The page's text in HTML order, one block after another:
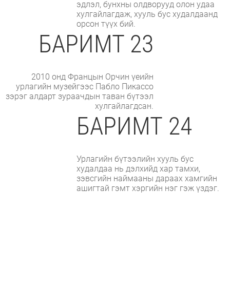
эдлэл, бунхны олдворууд олон удаа
хулгайлагдаж, хууль бус худалдаанд
орсон түүх бий.
БАРИМТ 23
2010 онд Францын Орчин үеийн
урлагийн музейгээс Пабло Пикассо
зэрэг алдарт зураачдын таван бүтээл
хулгайлагдсан.
БАРИМТ 24
Урлагийн бүтээлийн хууль бус
худалдаа нь дэлхийд хар тамхи,
зэвсгийн наймааны дараах хамгийн
ашигтай гэмт хэргийн нэг гэж үздэг.